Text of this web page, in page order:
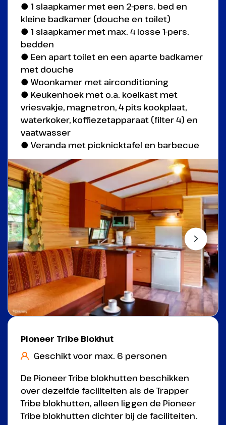
● 1 slaapkamer met een 2-pers. bed en
kleine badkamer (douche en toilet)
● 1 slaapkamer met max. 4 losse 1-pers.
bedden
● Een apart toilet en een aparte badkamer
met douche
● Woonkamer met airconditioning
● Keukenhoek met o.a. koelkast met
vriesvakje, magnetron, 4 pits kookplaat,
waterkoker, koffiezetapparaat (filter 4) en
vaatwasser
● Veranda met picknicktafel en barbecue
Pioneer Tribe Blokhut
Geschikt voor max. 6 personen
De Pioneer Tribe blokhutten beschikken
over dezelfde faciliteiten als de Trapper
Tribe blokhutten, alleen liggen de Pioneer
Tribe blokhutten dichter bij de faciliteiten.